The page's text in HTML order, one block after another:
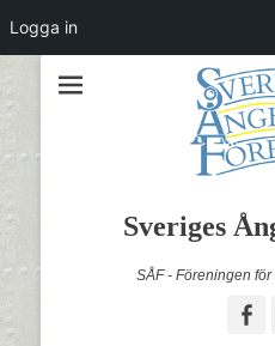
Sveriges
SÅF - Föreningen
Logga in